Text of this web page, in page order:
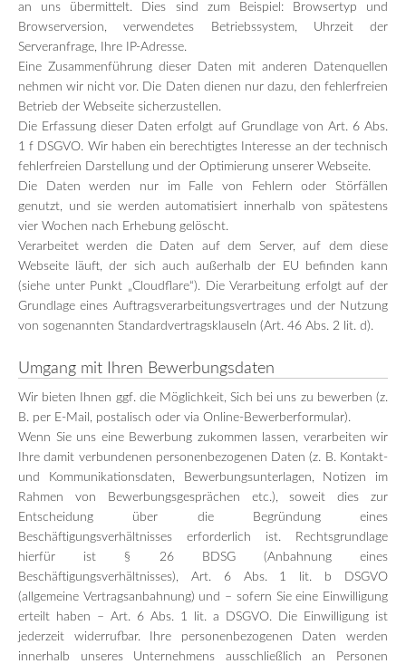
an uns übermittelt. Dies sind zum Beispiel: Browsertyp und
Browserversion, verwendetes Betriebssystem, Uhrzeit der
Serveranfrage, Ihre IP-Adresse.
Eine Zusammenführung dieser Daten mit anderen Datenquellen
nehmen wir nicht vor. Die Daten dienen nur dazu, den fehlerfreien
Betrieb der Webseite sicherzustellen.
Die Erfassung dieser Daten erfolgt auf Grundlage von Art. 6 Abs.
1 f DSGVO. Wir haben ein berechtigtes Interesse an der technisch
fehlerfreien Darstellung und der Optimierung unserer Webseite.
Die Daten werden nur im Falle von Fehlern oder Störfällen
genutzt, und sie werden automatisiert innerhalb von spätestens
vier Wochen nach Erhebung gelöscht.
Verarbeitet werden die Daten auf dem Server, auf dem diese
Webseite läuft, der sich auch außerhalb der EU befinden kann
(siehe unter Punkt „Cloudflare“). Die Verarbeitung erfolgt auf der
Grundlage eines Auftragsverarbeitungsvertrages und der Nutzung
von sogenannten Standardvertragsklauseln (Art. 46 Abs. 2 lit. d).
Umgang mit Ihren Bewerbungsdaten
Wir bieten Ihnen ggf. die Möglichkeit, Sich bei uns zu bewerben (z.
B. per E-Mail, postalisch oder via Online-Bewerberformular).
Wenn Sie uns eine Bewerbung zukommen lassen, verarbeiten wir
Ihre damit verbundenen personenbezogenen Daten (z. B. Kontakt-
und Kommunikationsdaten, Bewerbungsunterlagen, Notizen im
Rahmen von Bewerbungsgesprächen etc.), soweit dies zur
Entscheidung über die Begründung eines
Beschäftigungsverhältnisses erforderlich ist. Rechtsgrundlage
hierfür ist § 26 BDSG (Anbahnung eines
Beschäftigungsverhältnisses), Art. 6 Abs. 1 lit. b DSGVO
(allgemeine Vertragsanbahnung) und – sofern Sie eine Einwilligung
erteilt haben – Art. 6 Abs. 1 lit. a DSGVO. Die Einwilligung ist
jederzeit widerrufbar. Ihre personenbezogenen Daten werden
innerhalb unseres Unternehmens ausschließlich an Personen